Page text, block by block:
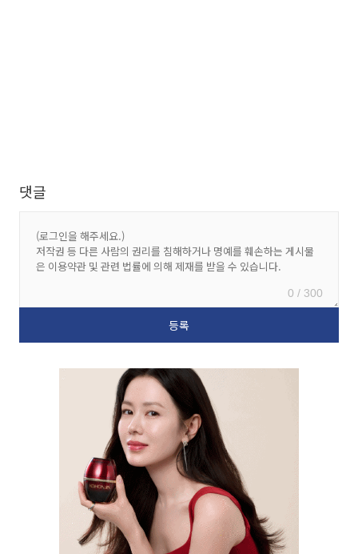
댓글
0 / 300